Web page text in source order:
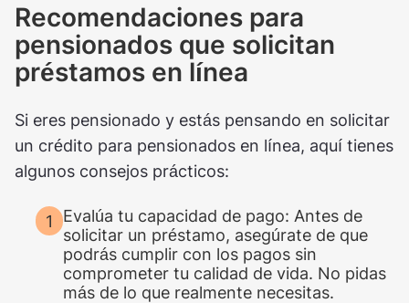
Recomendaciones para
pensionados que solicitan
préstamos en línea
Si eres pensionado y estás pensando en solicitar
un crédito para pensionados en línea, aquí tienes
algunos consejos prácticos:
Evalúa tu capacidad de pago: Antes de
solicitar un préstamo, asegúrate de que
podrás cumplir con los pagos sin
comprometer tu calidad de vida. No pidas
más de lo que realmente necesitas.